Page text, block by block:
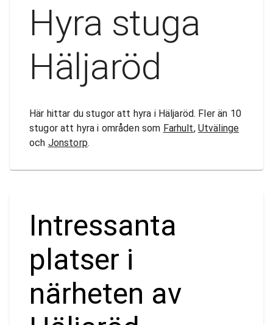
Hyra stuga
Häljaröd
Här hittar du stugor att hyra i Häljaröd. Fler än 10
stugor att hyra i områden som Farhult, Utvälinge
och Jonstorp.
Intressanta
platser i
närheten av